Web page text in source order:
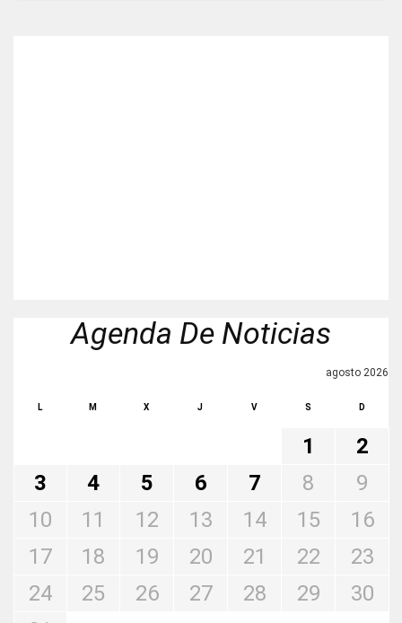
Agenda De Noticias
agosto 2026
L M X J V S D
1
2
3
4 5 6 7 8
9
10
11 12 13 14 15
16
17
18 19 20 21 22
23
24
25 26 27 28 29
30